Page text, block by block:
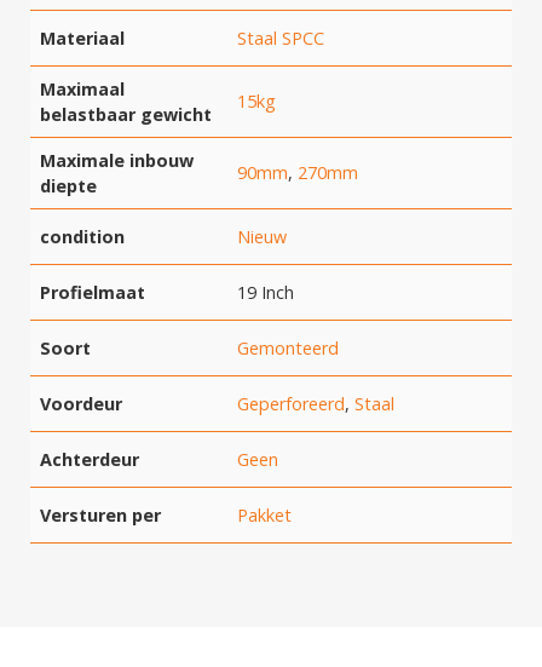
Materiaal Staal SPCC
Maximaal
belastbaar gewicht
15kg
Maximale inbouw
diepte
90mm, 270mm
condition Nieuw
Profielmaat 19 Inch
Soort Gemonteerd
Voordeur Geperforeerd, Staal
Achterdeur Geen
Versturen per Pakket